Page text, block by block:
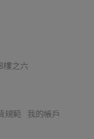
樓之六
規範 我的帳戶